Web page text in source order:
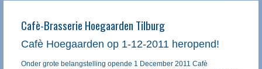
Cafè-Brasserie Hoegaarden Tilburg
Cafè Hoegaarden op 1-12-2011 heropend!
Onder grote belangstelling opende 1 December 2011 Cafè